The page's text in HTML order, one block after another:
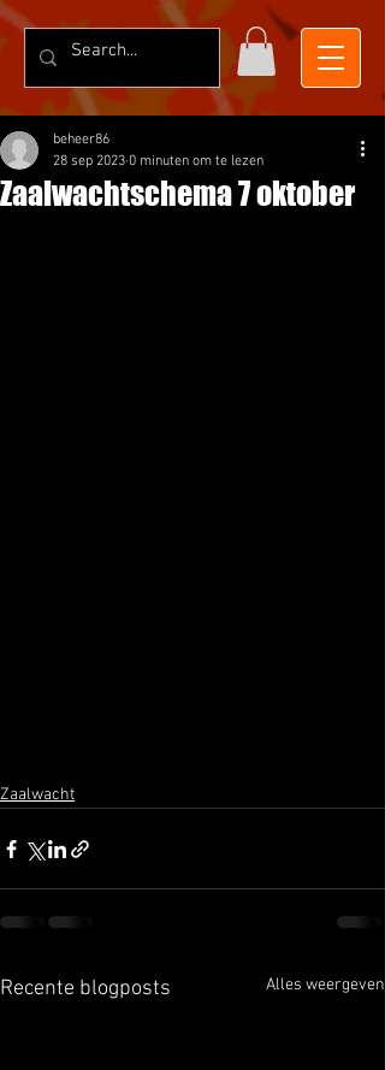
Zaalwachtschema 7 oktober
beheer86
28 sep 2023 0 minuten om te lezen
Zaalwacht
Recente blogposts Alles weergeven